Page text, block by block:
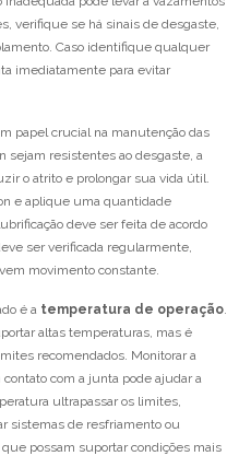
verifique se há sinais de desgaste,
Caso identifique qualquer
imediatamente para evitar
papel crucial na manutenção das
sejam resistentes ao desgaste, a
o atrito e prolongar sua vida útil.
e aplique uma quantidade
deve ser feita de acordo
ser verificada regularmente,
movimento constante.
é a temperatura de operação.
altas temperaturas, mas é
recomendados. Monitorar a
com a junta pode ajudar a
ultrapassar os limites,
sistemas de resfriamento ou
possam suportar condições mais